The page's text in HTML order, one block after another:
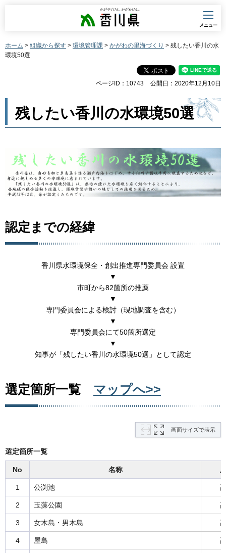
香川県
メニュー
ホーム > 組織から探す > 環境管理課 > かがわの里海づくり > 残したい香川の水
環境50選
ページID：10743 公開日：2020年12月10日
残したい香川の水環境50選
認定までの経緯
香川県水環境保全・創出推進専門委員会 設置
▼
市町から82箇所の推薦
▼
専門委員会による検討（現地調査を含む）
▼
専門委員会にて50箇所選定
▼
知事が「残したい香川の水環境50選」として認定
選定箇所一覧 マップへ>>
画面サイズで表示
選定箇所一覧
No 名称
1 公渕池
2 玉藻公園
3 女木島・男木島
4 屋島